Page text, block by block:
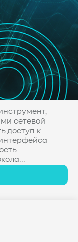
сетевой
доступ к